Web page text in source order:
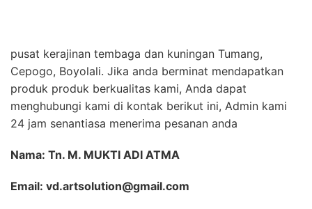
pusat kerajinan tembaga dan kuningan Tumang,
Cepogo, Boyolali. Jika anda berminat mendapatkan
produk produk berkualitas kami, Anda dapat
menghubungi kami di kontak berikut ini, Admin kami
24 jam senantiasa menerima pesanan anda
Nama: Tn. M. MUKTI ADI ATMA
Email: vd.artsolution@gmail.com